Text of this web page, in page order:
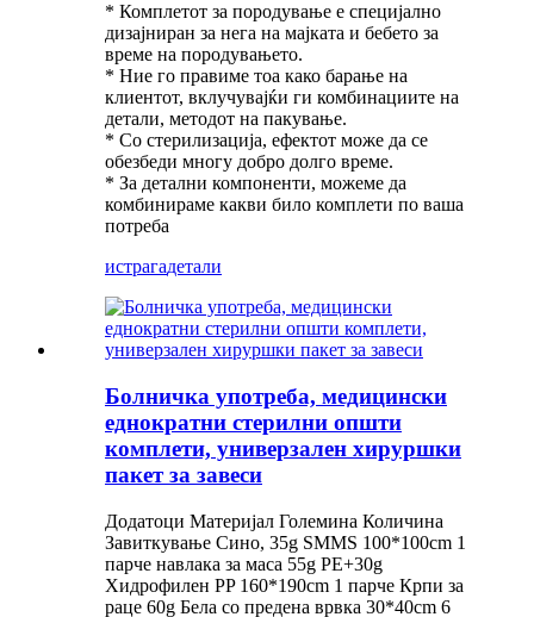
* Комплетот за породување е специјално
дизајниран за нега на мајката и бебето за
време на породувањето.
* Ние го правиме тоа како барање на
клиентот, вклучувајќи ги комбинациите на
детали, методот на пакување.
* Со стерилизација, ефектот може да се
обезбеди многу добро долго време.
* За детални компоненти, можеме да
комбинираме какви било комплети по ваша
потреба
истрагадетали
Болничка употреба, медицински
еднократни стерилни општи
комплети, универзален хируршки
пакет за завеси
Додатоци Материјал Големина Количина
Завиткување Сино, 35g SMMS 100*100cm 1
парче навлака за маса 55g PE+30g
Хидрофилен PP 160*190cm 1 парче Крпи за
раце 60g Бела со предена врвка 30*40cm 6